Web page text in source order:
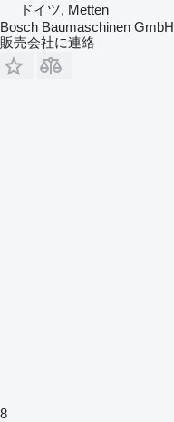
ドイツ, Metten
Bosch Baumaschinen GmbH
販売会社に連絡
8